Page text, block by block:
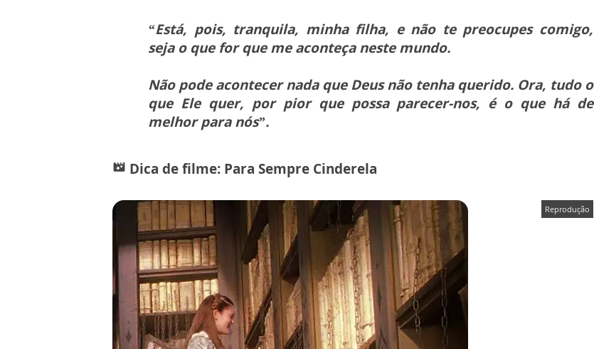
“Está, pois, tranquila, minha filha, e não te preocupes comigo,
seja o que for que me aconteça neste mundo.
Não pode acontecer nada que Deus não tenha querido. Ora, tudo o
que Ele quer, por pior que possa parecer-nos, é o que há de
melhor para nós”.
movie_filter Dica de filme: Para Sempre Cinderela
Reprodução